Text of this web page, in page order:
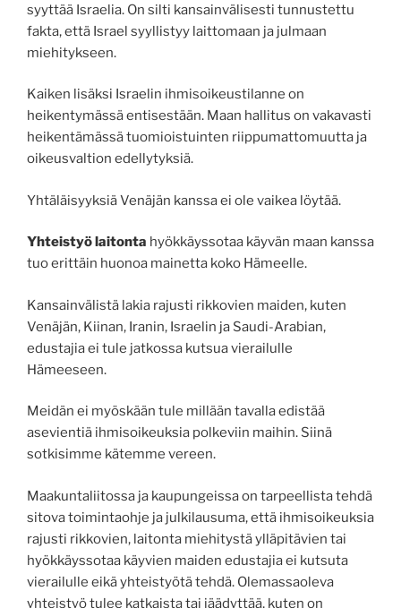
syyttää Israelia. On silti kansainvälisesti tunnustettu
fakta, että Israel syyllistyy laittomaan ja julmaan
miehitykseen.
Kaiken lisäksi Israelin ihmisoikeustilanne on
heikentymässä entisestään. Maan hallitus on vakavasti
heikentämässä tuomioistuinten riippumattomuutta ja
oikeusvaltion edellytyksiä.
Yhtäläisyyksiä Venäjän kanssa ei ole vaikea löytää.
Yhteistyö laitonta hyökkäyssotaa käyvän maan kanssa
tuo erittäin huonoa mainetta koko Hämeelle.
Kansainvälistä lakia rajusti rikkovien maiden, kuten
Venäjän, Kiinan, Iranin, Israelin ja Saudi-Arabian,
edustajia ei tule jatkossa kutsua vierailulle
Hämeeseen.
Meidän ei myöskään tule millään tavalla edistää
asevientiä ihmisoikeuksia polkeviin maihin. Siinä
sotkisimme kätemme vereen.
Maakuntaliitossa ja kaupungeissa on tarpeellista tehdä
sitova toimintaohje ja julkilausuma, että ihmisoikeuksia
rajusti rikkovien, laitonta miehitystä ylläpitävien tai
hyökkäyssotaa käyvien maiden edustajia ei kutsuta
vierailulle eikä yhteistyötä tehdä. Olemassaoleva
yhteistyö tulee katkaista tai jäädyttää, kuten on